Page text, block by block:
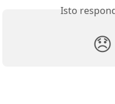
Isto
😞